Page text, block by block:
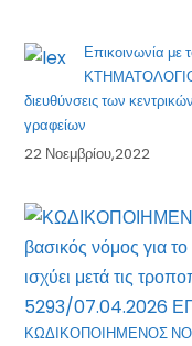
Επικοινωνία
ΚΤΗΜΑΤΟΛΟΓΙΟ:
διευθύνσεις των
γραφείων
22 Νοεμβρίου,2022
ΚΩΔΙΚΟΠΟΙΗΜΕΝΟΣ